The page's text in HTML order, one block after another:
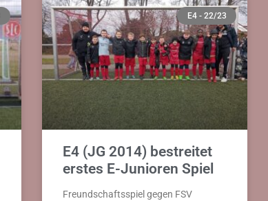
E4 - 22/23
E4 (JG 2014) bestreitet
erstes E-Junioren Spiel
Freundschaftsspiel gegen FSV